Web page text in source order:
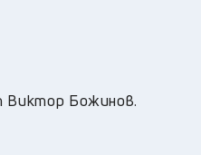
Виктор Божинов.